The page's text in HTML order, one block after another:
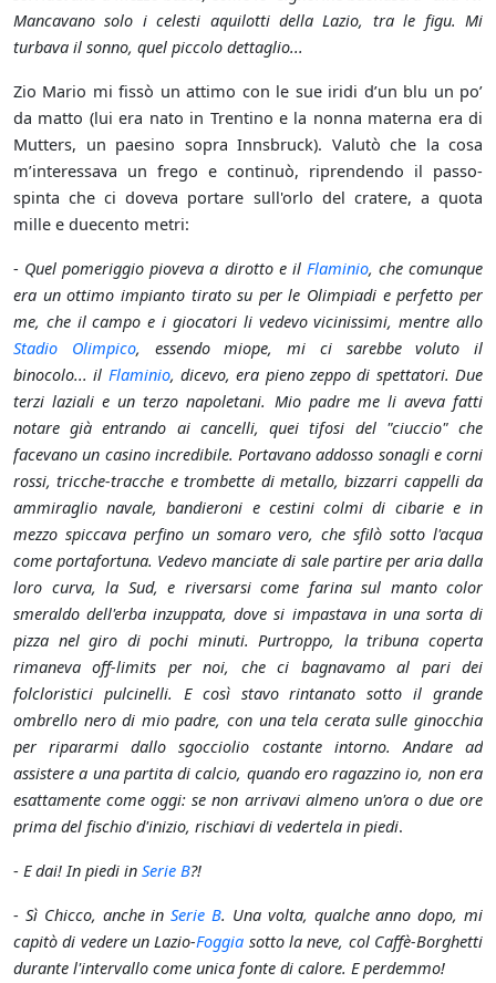
Mancavano solo i celesti aquilotti della Lazio, tra le figu. Mi
turbava il sonno, quel piccolo dettaglio...
Zio Mario mi fissò un attimo con le sue iridi d’un blu un po’
da matto (lui era nato in Trentino e la nonna materna era di
Mutters, un paesino sopra Innsbruck). Valutò che la cosa
m’interessava un frego e continuò, riprendendo il passo-
spinta che ci doveva portare sull'orlo del cratere, a quota
mille e duecento metri:
- Quel pomeriggio pioveva a dirotto e il Flaminio, che comunque
era un ottimo impianto tirato su per le Olimpiadi e perfetto per
me, che il campo e i giocatori li vedevo vicinissimi, mentre allo
Stadio Olimpico, essendo miope, mi ci sarebbe voluto il
binocolo... il Flaminio, dicevo, era pieno zeppo di spettatori. Due
terzi laziali e un terzo napoletani. Mio padre me li aveva fatti
notare già entrando ai cancelli, quei tifosi del "ciuccio" che
facevano un casino incredibile. Portavano addosso sonagli e corni
rossi, tricche-tracche e trombette di metallo, bizzarri cappelli da
ammiraglio navale, bandieroni e cestini colmi di cibarie e in
mezzo spiccava perfino un somaro vero, che sfilò sotto l'acqua
come portafortuna. Vedevo manciate di sale partire per aria dalla
loro curva, la Sud, e riversarsi come farina sul manto color
smeraldo dell'erba inzuppata, dove si impastava in una sorta di
pizza nel giro di pochi minuti. Purtroppo, la tribuna coperta
rimaneva off-limits per noi, che ci bagnavamo al pari dei
folcloristici pulcinelli. E così stavo rintanato sotto il grande
ombrello nero di mio padre, con una tela cerata sulle ginocchia
per ripararmi dallo sgocciolio costante intorno. Andare ad
assistere a una partita di calcio, quando ero ragazzino io, non era
esattamente come oggi: se non arrivavi almeno un'ora o due ore
prima del fischio d'inizio, rischiavi di vedertela in piedi.
- E dai! In piedi in Serie B?!
- Sì Chicco, anche inSerie B. Una volta, qualche anno dopo, mi
capitò di vedere un Lazio-Foggia sotto la neve, col Caffè-Borghetti
durante l'intervallo come unica fonte di calore. E perdemmo!